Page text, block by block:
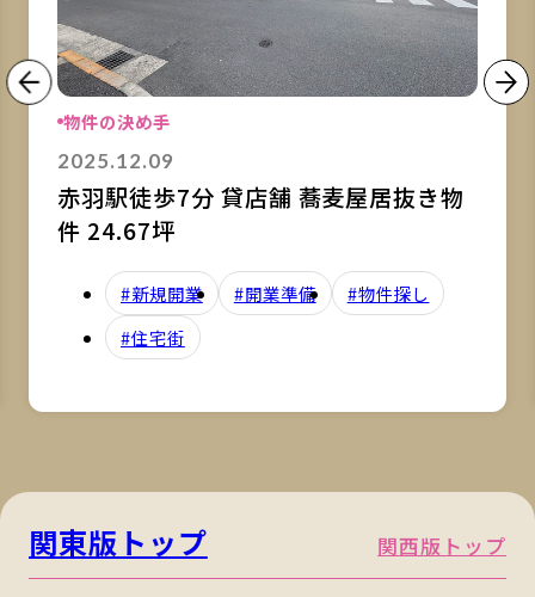
物件の決め手
2025.12.09
赤羽駅徒歩7分 貸店舗 蕎麦屋居抜き物
件 24.67坪
#新規開業 #開業準備
#物件探し
#住宅街
関東版トップ 関西版トップ